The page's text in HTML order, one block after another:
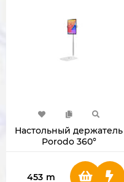
Настольный держатель
Porodo 360°
PDFSX10WH
453 m